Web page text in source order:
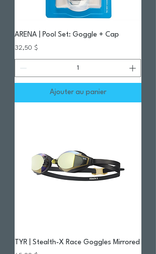
ARENA | Pool Set: Goggle + Cap
Prix
32,50 $
Ajouter au panier
TYR | Stealth-X Race Goggles Mirrored